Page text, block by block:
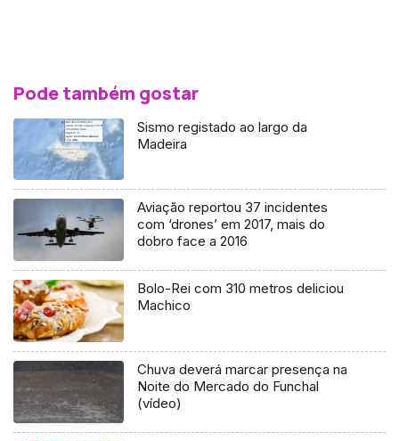
Pode também gostar
Sismo registado ao largo da
Madeira
Aviação reportou 37 incidentes
com ‘drones’ em 2017, mais do
dobro face a 2016
Bolo-Rei com 310 metros deliciou
Machico
Chuva deverá marcar presença na
Noite do Mercado do Funchal
(vídeo)